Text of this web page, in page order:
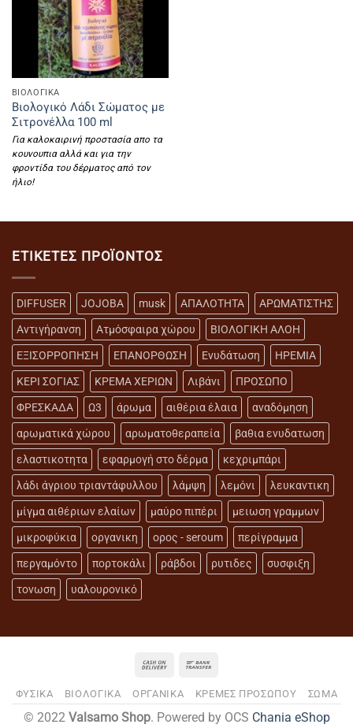
ΒΙΟΛΟΓΙΚΑ
Βιολογικό Λάδι Σώματος με
Σιτρονέλλα 100 ml
Για καλοκαιρινή προστασία απο τα
κουνουπια αλλά και για την
φροντίδα του δέρματος από τον
ήλιο!
ΕΤΙΚΈΤΕΣ ΠΡΟΪΌΝΤΟΣ
DIFFUSER JOJOBA musk ΑΠΑΛΟΤΗΤΑ ΑΡΩΜΑΤΙΣΤΗΣ
Αντιγήρανση Ατμόσφαιρα χώρου ΒΙΟΛΟΓΙΚΗ ΑΛΟΗ
ΕΞΙΣΟΡΡΟΠΗΣΗ ΕΠΑΝΟΡΘΩΣΗ Ενυδάτωση ΗΡΕΜΙΑ
ΚΕΡΙ ΣΟΓΙΑΣ ΚΡΕΜΑ ΧΕΡΙΩΝ Λιβάνι ΠΡΟΣΩΠΟ
ΦΡΕΣΚΑΔΑ Ω3 άρωμα αιθέρια έλαια αναδόμηση
αρωματικά χώρου αρωματοθεραπεία βαθια ενυδατωση
ελαστικοτητα εφαρμογή στο δέρμα κεχριμπάρι
λάδι άγριου τριαντάφυλλου λάμψη λεμόνι λευκαντικη
μίγμα αιθέριων ελαίων μαύρο πιπέρι μειωση γραμμων
μικροφύκια οργανικη ορος - seroum περίγραμμα
περγαμόντο πορτοκάλι ράβδοι ρυτιδες συσφιξη
τονωση υαλουρονικό
ΦΥΣΙΚΑ ΒΙΟΛΟΓΙΚΑ ΟΡΓΑΝΙΚΑ ΚΡΕΜΕΣ ΠΡΟΣΩΠΟΥ ΣΩΜΑ
© 2022 Valsamo Shop. Powered by OCS Chania eShop